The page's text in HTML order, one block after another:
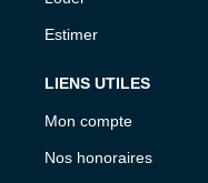
Estimer
LIENS UTILES
Mon compte
Nos honoraires